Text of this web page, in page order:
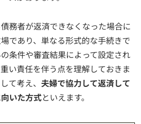
務者が返済できなくなった場合に
であり、単なる形式的な手続きで
条件や審査結果によって設定され
い責任を伴う点を理解しておきま
て考え、 夫婦で協力して返済して
いた方式といえます。